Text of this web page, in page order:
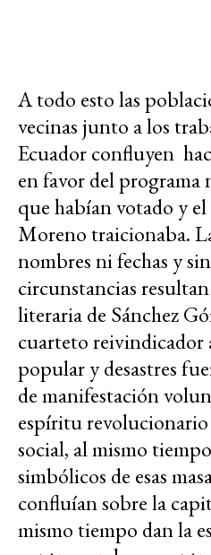
A todo esto las
vecinas junto a los
Ecuador confluyen
en favor del
que habían votado y
Moreno traicionaba.
nombres ni fechas y
circunstancias
literaria de Sánchez
cuarteto
popular y desastres
de manifestación
espíritu revolucionario
social, al mismo
simbólicos de esas
confluían sobre la
mismo tiempo dan la